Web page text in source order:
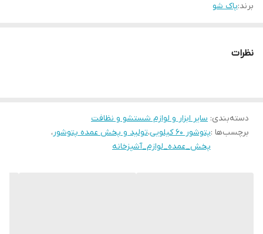
برند:پاک شو
نظرات
دسته‌بندی: سایر ابزار و لوازم شستشو و نظافت
برچسب‌ها :پتوشور ۶۰ کیلویی ،تولید و پخش عمده پتوشور،
پخش_عمده_لوازم_آشپزخانه